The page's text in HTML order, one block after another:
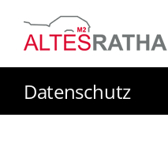
Inhalt
springen
Datenschutz